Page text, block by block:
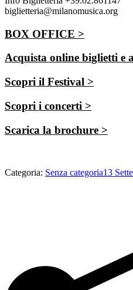
biglietteria@milanomusica.org
BOX OFFICE >
Acquista online biglietti e
Scopri il Festival >
Scopri i concerti >
Scarica la brochure >
Categoria: Senza categoria13